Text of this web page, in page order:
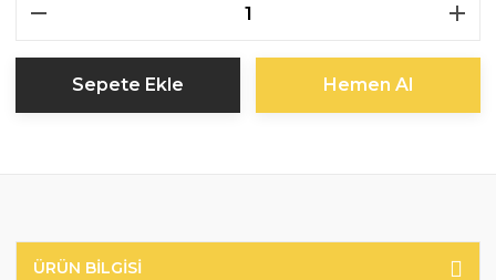
Sepete Ekle Hemen Al
ÜRÜN BILGISI